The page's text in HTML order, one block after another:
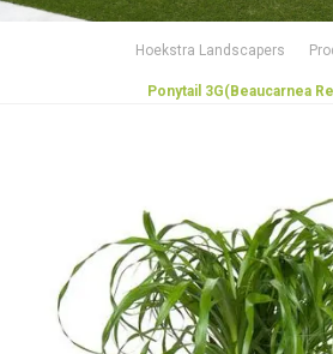
Hoekstra Landscapers
Ponytail 3G(Beaucarnea